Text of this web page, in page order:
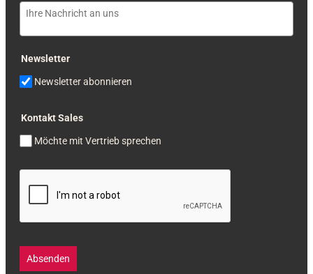
Newsletter
Newsletter abonnieren
Kontakt Sales
Möchte mit Vertrieb sprechen
Absenden